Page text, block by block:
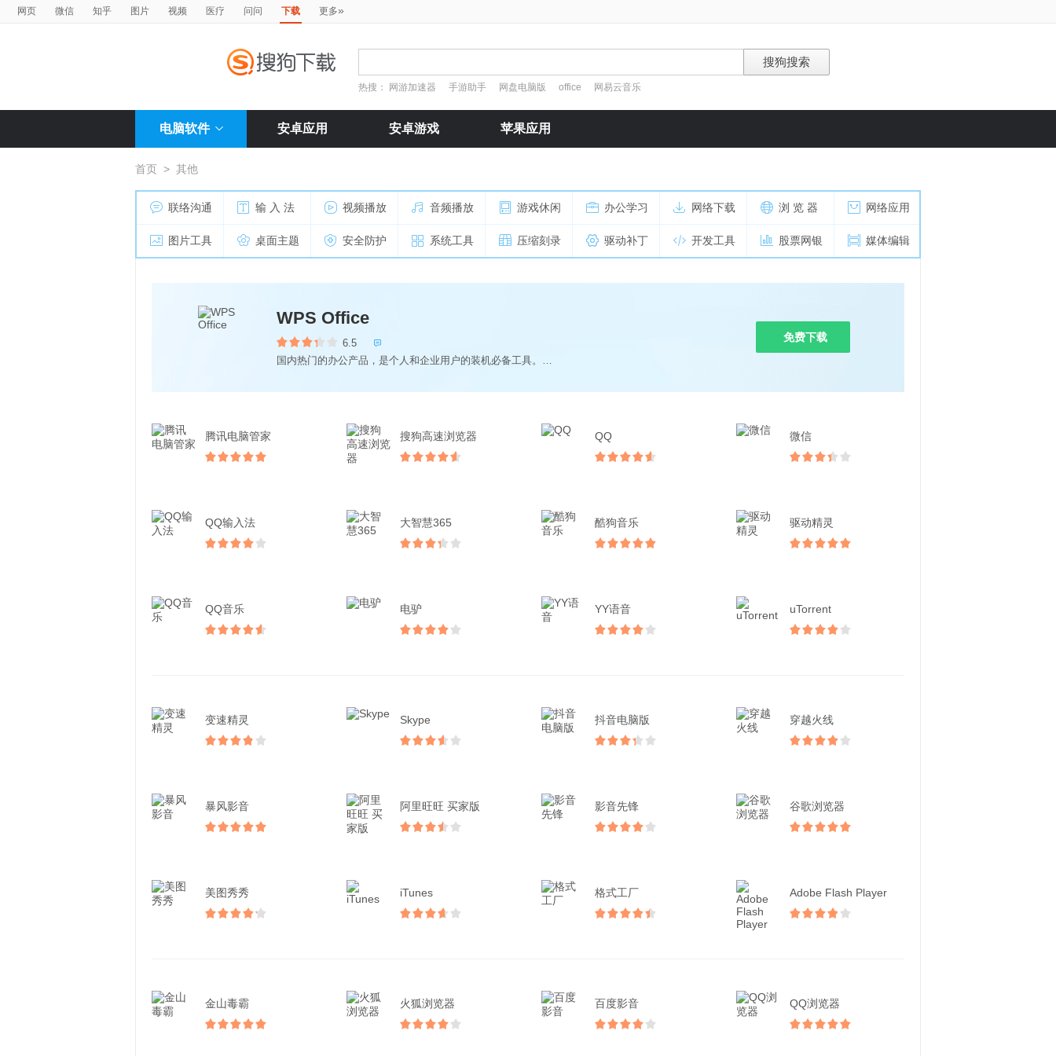
网页 微信 知乎 图片 视频 医疗 问问 下载 更多»
热搜： 网游加速器 手游助手 网盘电脑版 office 网易云音乐
电脑软件 安卓应用 安卓游戏 苹果应用
首页 > 其他
联络沟通 输 入 法 视频播放 音频播放 游戏休闲 办公学习 网络下载 浏 览 器 网络应用
图片工具 桌面主题 安全防护 系统工具 压缩刻录 驱动补丁 开发工具 股票网银 媒体编辑
WPS Office
6.5 
国内热门的办公产品，是个人和企业用户的装机必备工具。让您享受互联网办...
免费下载
腾讯电脑管家 搜狗高速浏览器 QQ 微信
QQ输入法 大智慧365 酷狗音乐 驱动精灵
QQ音乐 电驴 YY语音 uTorrent
变速精灵 Skype 抖音电脑版 穿越火线
暴风影音 阿里旺旺 买家版 影音先锋 谷歌浏览器
美图秀秀 iTunes 格式工厂 Adobe Flash Player
金山毒霸 火狐浏览器 百度影音 QQ浏览器